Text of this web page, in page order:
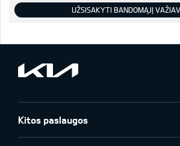
UŽSISAKYTI BANDOMĄJĮ
Kitos paslaugos